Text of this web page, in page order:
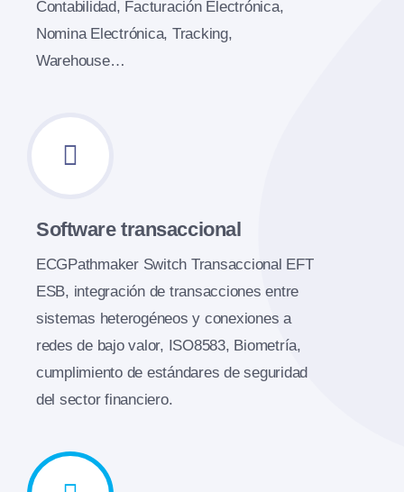
Contabilidad, Facturación Electrónica,
Nomina Electrónica, Tracking,
Warehouse…
Software transaccional
ECGPathmaker Switch Transaccional EFT
ESB, integración de transacciones entre
sistemas heterogéneos y conexiones a
redes de bajo valor, ISO8583, Biometría,
cumplimiento de estándares de seguridad
del sector financiero.